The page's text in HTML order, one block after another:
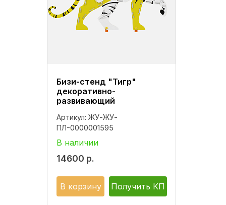
Бизи-стенд "Тигр"
декоративно-
развивающий
Артикул: ЖУ-ЖУ-
ПЛ-0000001595
В наличии
14600 р.
В корзину Получить КП